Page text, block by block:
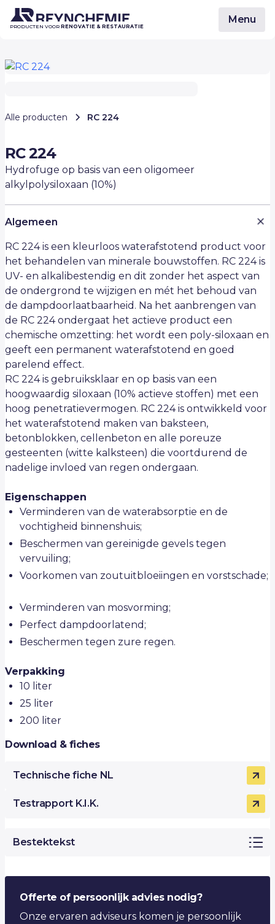
PRODUCTEN VOOR RENOVATIE & RESTAURATIE
Menu
Alle producten RC 224
RC 224
Hydrofuge op basis van een oligomeer
alkylpolysiloxaan (10%)
Algemeen
RC 224 is een kleurloos waterafstotend product voor
het behandelen van minerale bouwstoffen. RC 224 is
UV- en alkalibestendig en dit zonder het aspect van
de ondergrond te wijzigen en mét het behoud van
de dampdoorlaatbaarheid. Na het aanbrengen van
de RC 224 ondergaat het actieve product een
chemische omzetting: het wordt een poly-siloxaan en
geeft een permanent waterafstotend en goed
parelend effect.
RC 224 is gebruiksklaar en op basis van een
hoogwaardig siloxaan (10% actieve stoffen) met een
hoog penetratievermogen. RC 224 is ontwikkeld voor
het waterafstotend maken van baksteen,
betonblokken, cellenbeton en alle poreuze
gesteenten (witte kalksteen) die voortdurend de
nadelige invloed van regen ondergaan.
Eigenschappen
Verminderen van de waterabsorptie en de
vochtigheid binnenshuis;
Beschermen van gereinigde gevels tegen
vervuiling;
Voorkomen van zoutuitbloeiingen en vorstschade;
Verminderen van mosvorming;
Perfect dampdoorlatend;
Beschermen tegen zure regen.
Verpakking
10 liter
25 liter
200 liter
Download & fiches
Technische fiche NL
Testrapport K.I.K.
Bestektekst
Offerte of persoonlijk advies nodig?
Onze ervaren adviseurs komen je persoonlijk